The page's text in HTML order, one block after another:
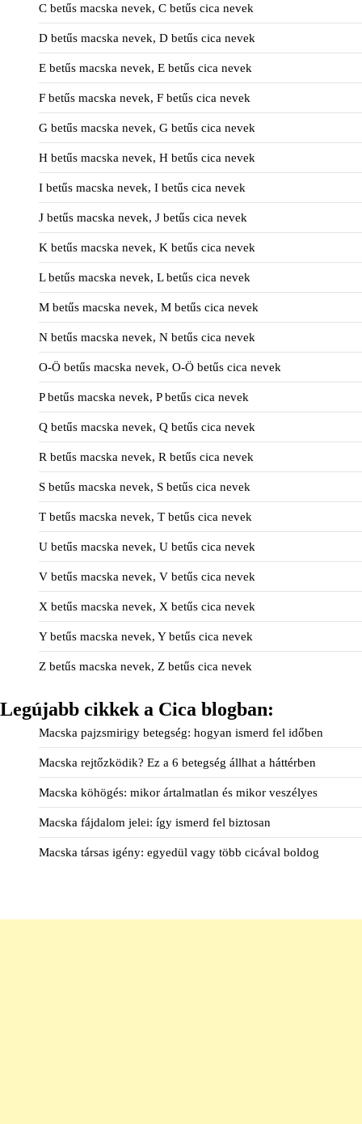
C betűs macska nevek, C betűs cica nevek
D betűs macska nevek, D betűs cica nevek
E betűs macska nevek, E betűs cica nevek
F betűs macska nevek, F betűs cica nevek
G betűs macska nevek, G betűs cica nevek
H betűs macska nevek, H betűs cica nevek
I betűs macska nevek, I betűs cica nevek
J betűs macska nevek, J betűs cica nevek
K betűs macska nevek, K betűs cica nevek
L betűs macska nevek, L betűs cica nevek
M betűs macska nevek, M betűs cica nevek
N betűs macska nevek, N betűs cica nevek
O-Ö betűs macska nevek, O-Ö betűs cica nevek
P betűs macska nevek, P betűs cica nevek
Q betűs macska nevek, Q betűs cica nevek
R betűs macska nevek, R betűs cica nevek
S betűs macska nevek, S betűs cica nevek
T betűs macska nevek, T betűs cica nevek
U betűs macska nevek, U betűs cica nevek
V betűs macska nevek, V betűs cica nevek
X betűs macska nevek, X betűs cica nevek
Y betűs macska nevek, Y betűs cica nevek
Z betűs macska nevek, Z betűs cica nevek
Legújabb cikkek a Cica blogban:
Macska pajzsmirigy betegség: hogyan ismerd fel időben
Macska rejtőzködik? Ez a 6 betegség állhat a háttérben
Macska köhögés: mikor ártalmatlan és mikor veszélyes
Macska fájdalom jelei: így ismerd fel biztosan
Macska társas igény: egyedül vagy több cicával boldog